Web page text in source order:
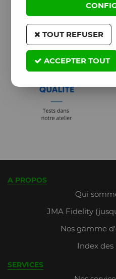
A PROPOS
Qui
JMA Fidelity
Nos gamme
Index
SERVICES
TOUT REFUSER
ACCEPTER TOUT